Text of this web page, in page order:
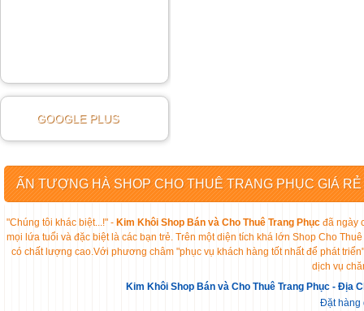
GOOGLE PLUS
ẤN TƯỢNG HÀ SHOP CHO THUÊ TRANG PHỤC GIÁ
"Chúng tôi khác biệt...!" - Kim Khôi Shop Bán và Cho Thuê Trang Phụcđã ngày
mọi lứa tuổi và đặc biệt là các bạn trẻ. Trên một diện tích khá lớn Shop Cho
có chất lượng cao.Với phương châm "phục vụ khách hàng tốt nhất để phát
dịch vụ
Kim Khôi Shop Bán và Cho Thuê Trang Phục - Địa
Đặt hàng